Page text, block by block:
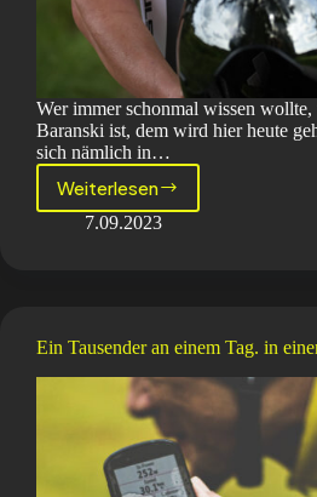
Wer immer schonmal wissen
Baranski ist, dem wird hier heute
sich nämlich in…
Weiterlesen
Wer
ist
2023
7.09.2023
Ein Tausender an einem Tag. in